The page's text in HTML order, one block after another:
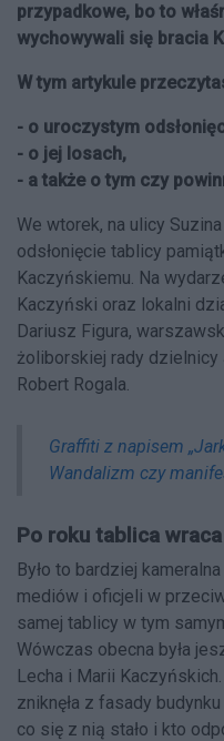
przypadkowe, bo to
wychowywali się bracia
W tym artykule
- o uroczystym
- o jej losach,
- a także o tym czy
We wtorek, na ulicy
odsłonięcie tablicy
Kaczyńskiemu. Na
Kaczyński oraz lokalni
Dariusz Figura,
żoliborskiej rady dzielnicy
Robert Rogala.
Graffiti z napisem
Wandalizm czy
Po roku tablica
Było to bardziej
mediów i oficjeli w
samej tablicy w tym
Wówczas obecna była
Lecha i Marii
zniknęła z fasady
co się z nią stało i kto